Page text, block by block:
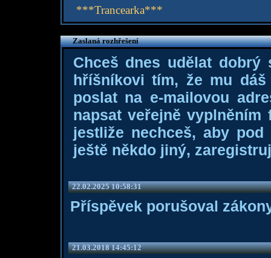
***Trancearka***
Zaslaná rozhřešení
Chceš dnes udělat dobrý
hříšníkovi tím, že mu
poslat na e-mailovou
napsat veřejně
jestliže nechceš, aby
ještě někdo jiný,
22.02.2025 10:58:31
Příspěvek porušoval
21.03.2018 14:45:12